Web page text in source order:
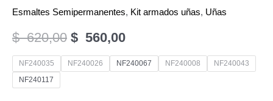
Esmaltes Semipermanentes, Kit armados uñas, Uñas
$620,00 El
precio
$ 560,00El
precio
NF240035 NF240026 NF240067 NF240008
NF240043
NF240117